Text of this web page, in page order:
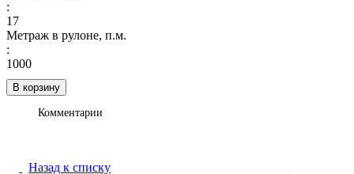
В корзину
:
17
Метраж в рулоне, п.м.
:
1000
Комментарии
Назад к списку